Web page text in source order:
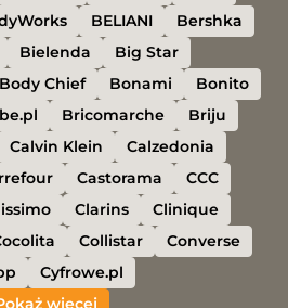
BELIANI
Bershka
Bielenda
Big Star
Body Chief Bonami
Bonito
Bricomarche
Briju
Calvin Klein
Calzedonia
Castorama
CCC
Clarins
Clinique
Collistar
Converse
Cyfrowe.pl
więcej